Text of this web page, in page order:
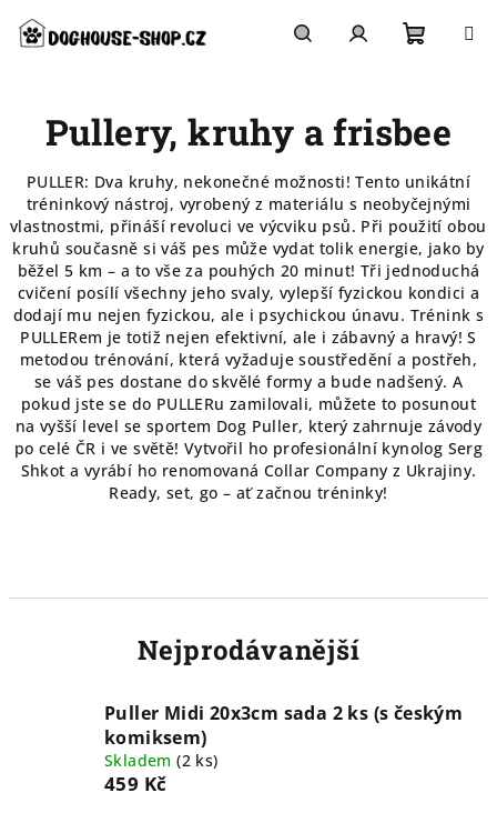
obsah
košík
Pullery, kruhy a frisbee
PULLER: Dva kruhy, nekonečné možnosti! Tento unikátní
tréninkový nástroj, vyrobený z materiálu s neobyčejnými
vlastnostmi, přináší revoluci ve výcviku psů. Při použití obou
kruhů současně si váš pes může vydat tolik energie, jako by
běžel 5 km – a to vše za pouhých 20 minut! Tři jednoduchá
cvičení posílí všechny jeho svaly, vylepší fyzickou kondici a
dodají mu nejen fyzickou, ale i psychickou únavu. Trénink s
PULLERem je totiž nejen efektivní, ale i zábavný a hravý! S
metodou trénování, která vyžaduje soustředění a postřeh,
se váš pes dostane do skvělé formy a bude nadšený. A
pokud jste se do PULLERu zamilovali, můžete to posunout
na vyšší level se sportem Dog Puller, který zahrnuje závody
po celé ČR i ve světě! Vytvořil ho profesionální kynolog Serg
Shkot a vyrábí ho renomovaná Collar Company z Ukrajiny.
Ready, set, go – ať začnou tréninky!
Nejprodávanější
Puller Midi 20x3cm sada 2 ks (s českým
komiksem)
Skladem(2 ks)
459 Kč